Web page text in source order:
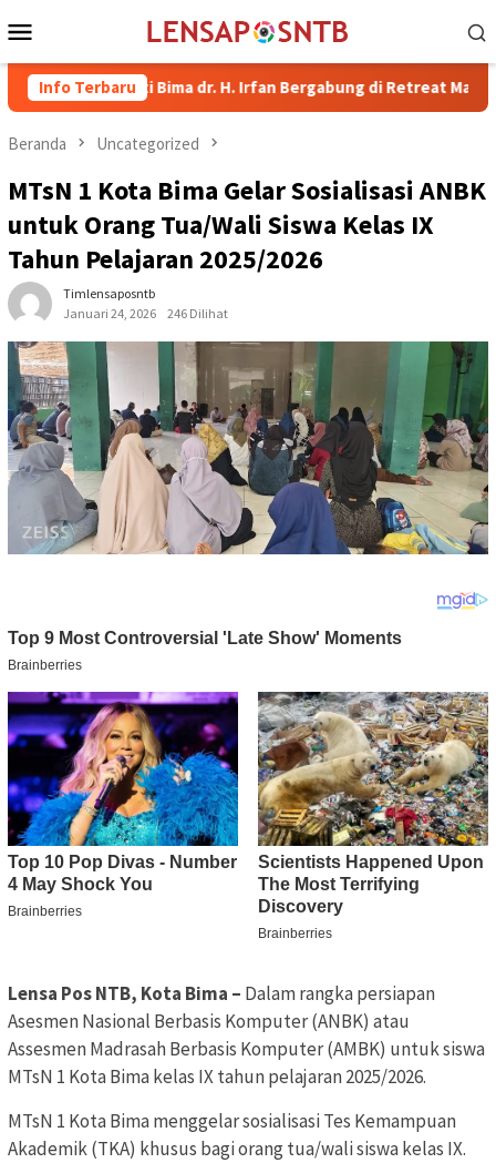
ke
Mobile
Info Terbaru
Bupati Bima dr. H. Irfan Bergabung di Retreat Magelang
Beranda Uncategorized
MTsN 1 Kota Bima Gelar Sosialisasi ANBK
untuk Orang Tua/Wali Siswa Kelas IX
Tahun Pelajaran 2025/2026
Timlensaposntb
Januari 24, 2026
246 Dilihat
Lensa Pos NTB, Kota Bima – Dalam rangka persiapan
Asesmen Nasional Berbasis Komputer (ANBK) atau
Assesmen Madrasah Berbasis Komputer (AMBK) untuk siswa
MTsN 1 Kota Bima kelas IX tahun pelajaran 2025/2026.
MTsN 1 Kota Bima menggelar sosialisasi Tes Kemampuan
Akademik (TKA) khusus bagi orang tua/wali siswa kelas IX.